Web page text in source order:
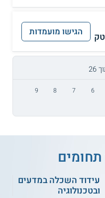
הגישו מועמדות
6
7
8
9
עידוד השכלה במדעים
ובטכנולוגיה